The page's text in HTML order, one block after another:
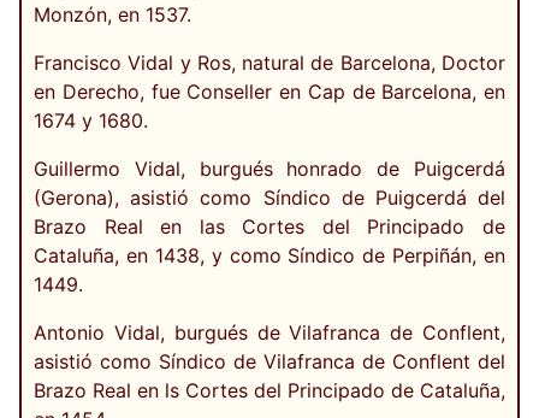
Monzón, en 1537.
Francisco Vidal y Ros, natural de Barcelona, Doctor
en Derecho, fue Conseller en Cap de Barcelona, en
1674 y 1680.
Guillermo Vidal, burgués honrado de Puigcerdá
(Gerona), asistió como Síndico de Puigcerdá del
Brazo Real en las Cortes del Principado de
Cataluña, en 1438, y como Síndico de Perpiñán, en
1449.
Antonio Vidal, burgués de Vilafranca de Conflent,
asistió como Síndico de Vilafranca de Conflent del
Brazo Real en ls Cortes del Principado de Cataluña,